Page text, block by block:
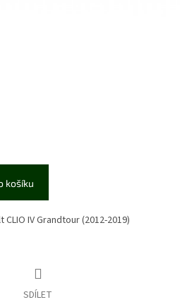
košíku
IV Grandtour (2012-2019)
SDÍLET